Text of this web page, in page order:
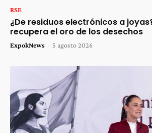
RSE
¿De residuos electrónicos a
recupera el oro de los desechos
ExpokNews - 5 agosto 2026